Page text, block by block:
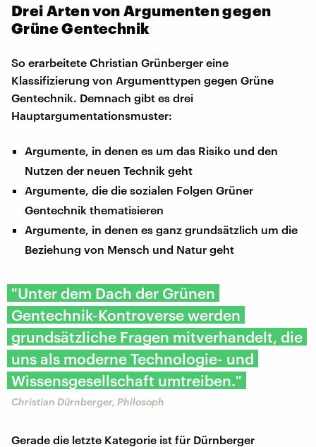
Drei Arten von Argumenten gegen
Grüne Gentechnik
So erarbeitete Christian Grünberger eine
Klassifizierung von Argumenttypen gegen Grüne
Gentechnik. Demnach gibt es drei
Hauptargumentationsmuster:
Argumente, in denen es um das Risiko und den
Nutzen der neuen Technik geht
Argumente, die die sozialen Folgen Grüner
Gentechnik thematisieren
Argumente, in denen es ganz grundsätzlich um die
Beziehung von Mensch und Natur geht
"Unter dem Dach der Grünen
Gentechnik-Kontroverse werden
grundsätzliche Fragen mitverhandelt, die
uns als moderne Technologie- und
Wissensgesellschaft umtreiben."
Christian Dürnberger, Philosoph
Gerade die letzte Kategorie ist für Dürnberger